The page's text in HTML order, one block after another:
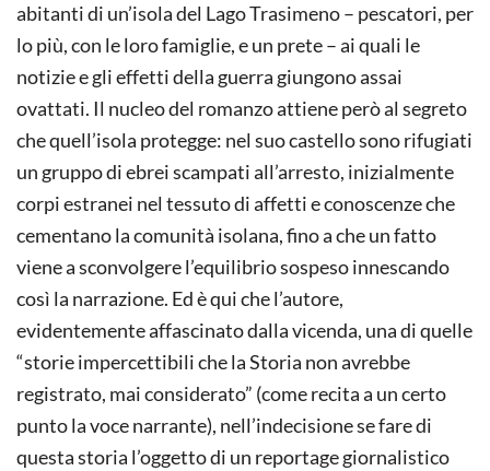
abitanti di un’isola del Lago Trasimeno – pescatori, per
lo più, con le loro famiglie, e un prete – ai quali le
notizie e gli effetti della guerra giungono assai
ovattati. Il nucleo del romanzo attiene però al segreto
che quell’isola protegge: nel suo castello sono rifugiati
un gruppo di ebrei scampati all’arresto, inizialmente
corpi estranei nel tessuto di affetti e conoscenze che
cementano la comunità isolana, fino a che un fatto
viene a sconvolgere l’equilibrio sospeso innescando
così la narrazione. Ed è qui che l’autore,
evidentemente affascinato dalla vicenda, una di quelle
“storie impercettibili che la Storia non avrebbe
registrato, mai considerato” (come recita a un certo
punto la voce narrante), nell’indecisione se fare di
questa storia l’oggetto di un reportage giornalistico